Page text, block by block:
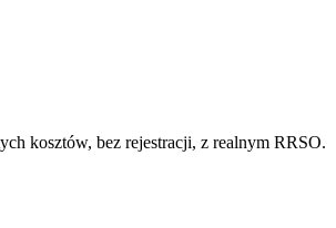
kosztów, bez rejestracji, z realnym RRSO.